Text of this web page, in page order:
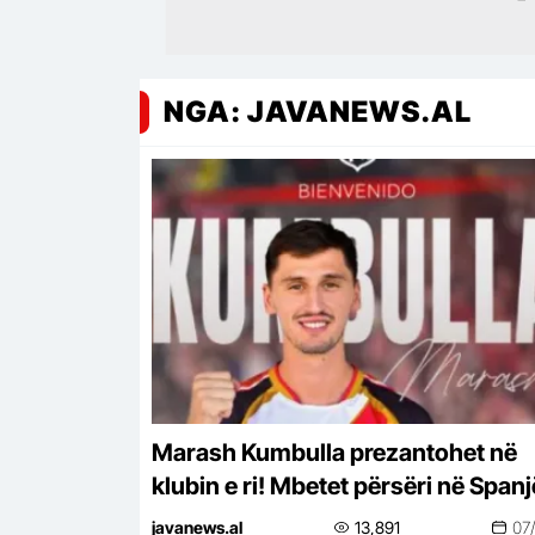
NGA: JAVANEWS.AL
Marash Kumbulla prezantohet në
klubin e ri! Mbetet përsëri në
por ndërron ekip
javanews.al 13,891